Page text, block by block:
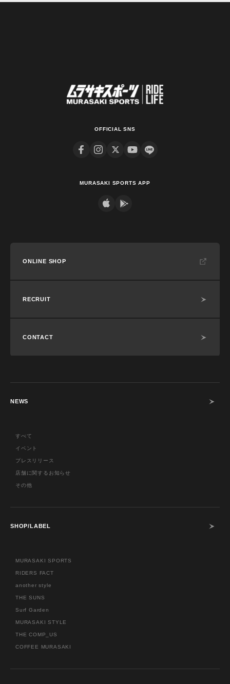
OFFICIAL SNS
MURASAKI SPORTS APP
ONLINE SHOP
RECRUIT
CONTACT
NEWS
すべて
イベント
プレスリリース
店舗に関するお知らせ
その他
SHOP/LABEL
MURASAKI SPORTS
RIDERS FACT
another style
THE SUNS
Surf Garden
MURASAKI STYLE
THE COMP_US
COFFEE MURASAKI